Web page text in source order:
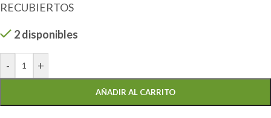
RECUBIERTOS
2 disponibles
- +
AÑADIR AL CARRITO